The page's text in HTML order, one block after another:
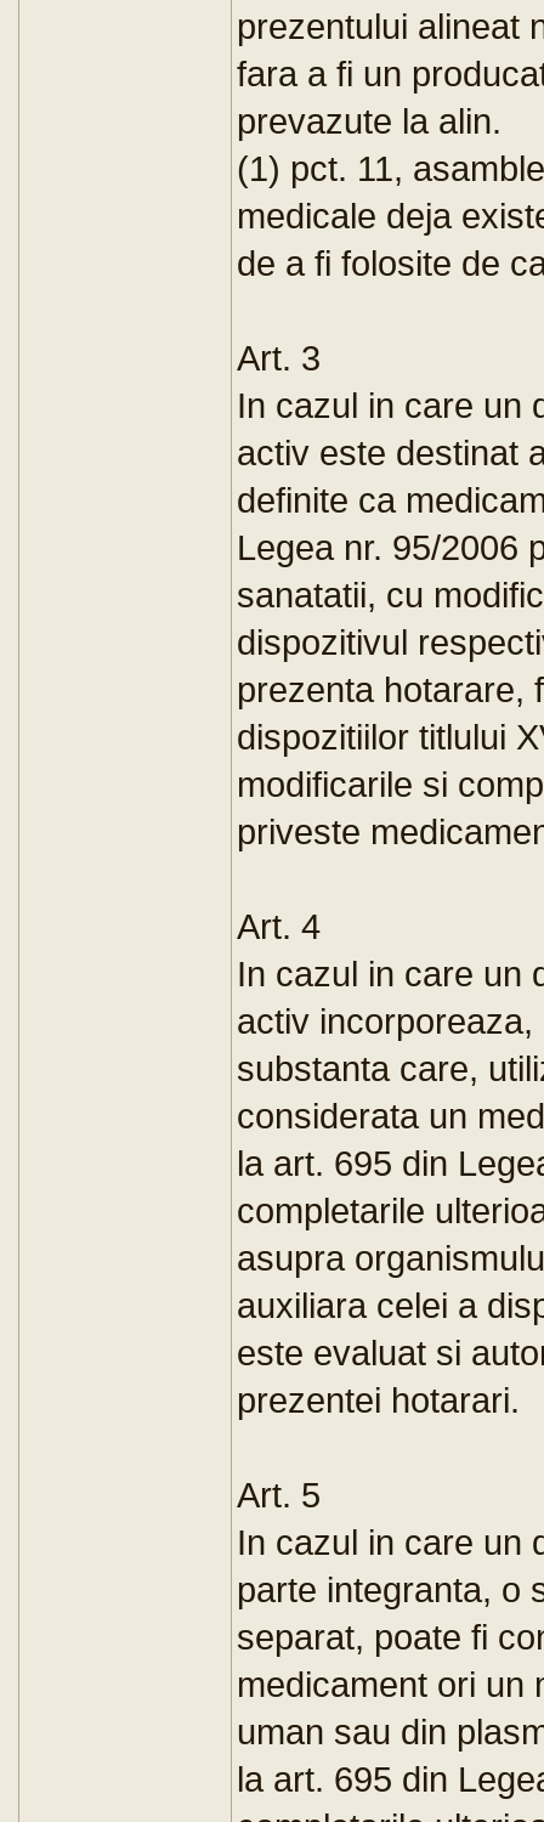
prezentului alineat
fara a fi un
prevazute la alin.
(1) pct. 11,
medicale deja
de a fi folosite de
Art. 3
In cazul in care un
activ este destinat
definite ca
Legea nr. 95/2006
sanatatii, cu
dispozitivul
prezenta hotarare,
dispozitiilor titlului
modificarile si
priveste
Art. 4
In cazul in care un
activ
substanta care,
considerata un
la art. 695 din
completarile
asupra
auxiliara celei a
este evaluat si
prezentei hotarari.
Art. 5
In cazul in care un
parte integranta, o
separat, poate fi
medicament ori un
uman sau din
la art. 695 din